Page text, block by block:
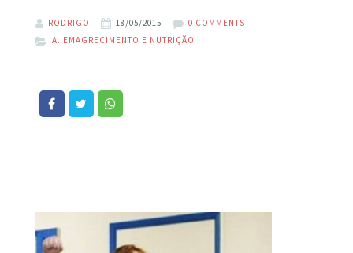
RODRIGO 18/05/2015
0 COMMENTS
A. EMAGRECIMENTO E NUTRIÇÃO